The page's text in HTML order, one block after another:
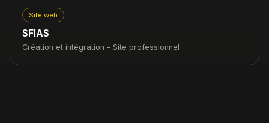
Site web
SFIAS
Création et intégration - Site professionnel